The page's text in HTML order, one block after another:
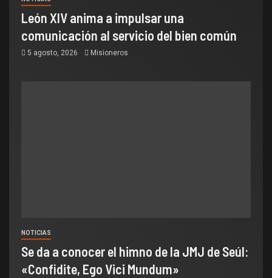
León XIV anima a impulsar una
comunicación al servicio del bien común
5 agosto, 2026 Misioneros
NOTICIAS
Se da a conocer el himno de la JMJ de Seúl:
«Confidite, Ego Vici Mundum»